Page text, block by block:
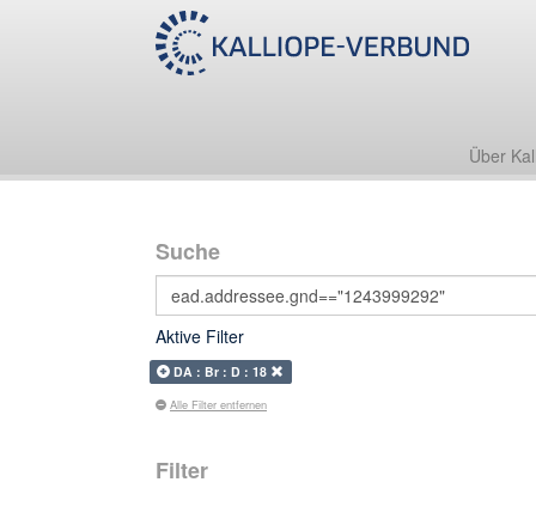
Über
Suche
Aktive Filter
DA : Br : D : 18
Alle Filter entfernen
Filter